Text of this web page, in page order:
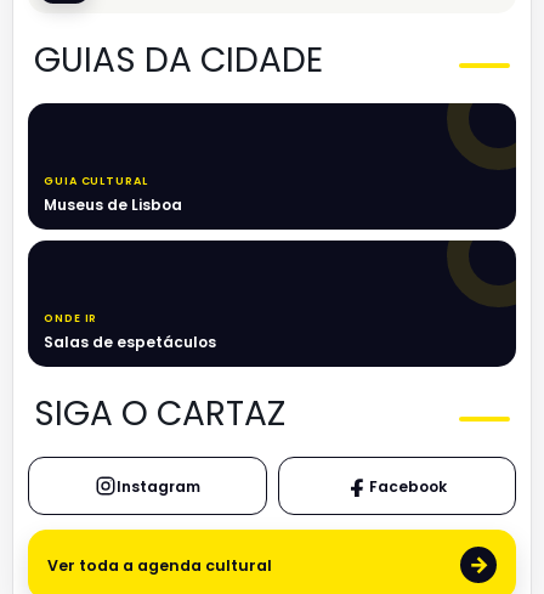
GUIAS DA CIDADE
GUIA CULTURAL
Museus de Lisboa
ONDE IR
Salas de espetáculos
SIGA O CARTAZ
Instagram Facebook
Ver toda a agenda cultural →